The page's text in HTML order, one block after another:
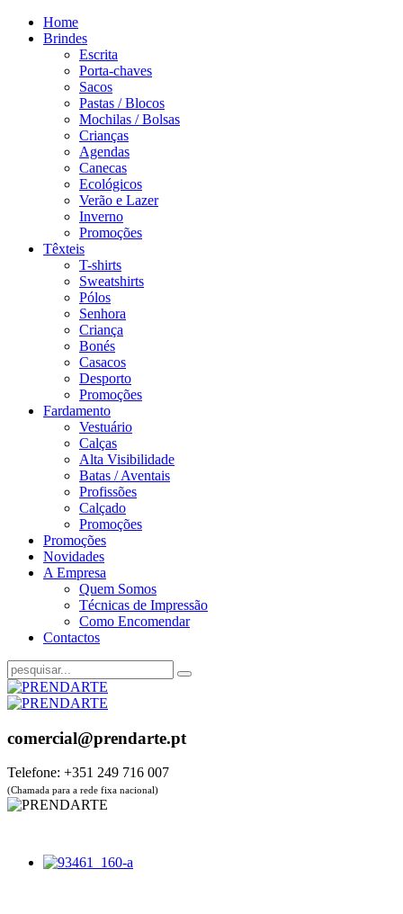
Home
Brindes
Escrita
Porta-chaves
Sacos
Pastas / Blocos
Mochilas / Bolsas
Crianças
Agendas
Canecas
Ecológicos
Verão e Lazer
Inverno
Promoções
Têxteis
T-shirts
Sweatshirts
Pólos
Senhora
Criança
Bonés
Casacos
Desporto
Promoções
Fardamento
Vestuário
Calças
Alta Visibilidade
Batas / Aventais
Profissões
Calçado
Promoções
Promoções
Novidades
A Empresa
Quem Somos
Técnicas de Impressão
Como Encomendar
Contactos
comercial@prendarte.pt
Telefone: +351 249 716 007
(Chamada para a rede fixa nacional)